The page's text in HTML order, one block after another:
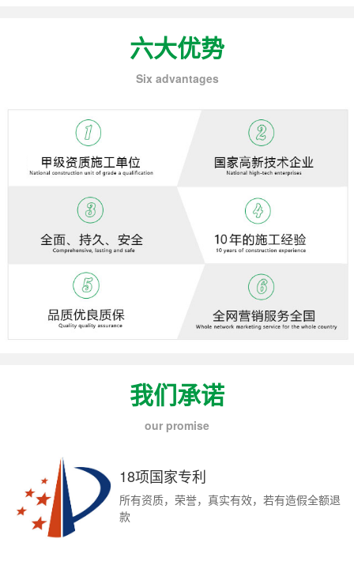
六大优势
Six advantages
我们承诺
our promise
18项国家专利
所有资质，荣誉，真实有效，若有造假全额退
款